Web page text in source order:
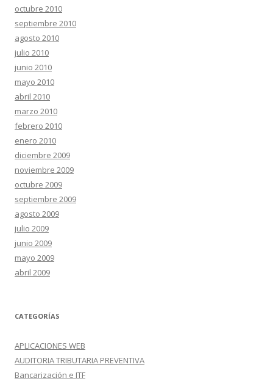
octubre 2010
septiembre 2010
agosto 2010
julio 2010
junio 2010
mayo 2010
abril 2010
marzo 2010
febrero 2010
enero 2010
diciembre 2009
noviembre 2009
octubre 2009
septiembre 2009
agosto 2009
julio 2009
junio 2009
mayo 2009
abril 2009
CATEGORÍAS
APLICACIONES WEB
AUDITORIA TRIBUTARIA PREVENTIVA
Bancarización e ITF